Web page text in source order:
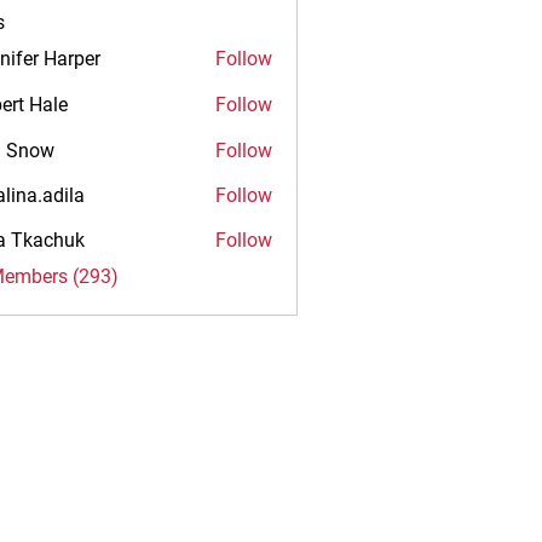
Harper
Follow
Hale
Follow
Snow
Follow
Follow
Tkachuk
Follow
(293)